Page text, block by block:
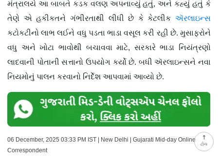
ટોચ
મંત્રાલયે આ બાબતે કડક વલણ અપનાવ્યું હતું, અને કહ્યું હતું કે
તેણે એ હકીકતને ગંભીરતાથી લીધી છે કે કેટલીક ઍરલાઇન્સ
કટોકટીનો લાભ લઈને વધુ પડતા ભાડા વસૂલ કરી રહી છે. મુસાફરોને
વધુ અને ખોટા ભાવોથી બચાવવા માટે, સરકારે ભાડા નિયંત્રણો
લાદવાની પોતાની સત્તાનો ઉપયોગ કર્યો છે. બધી ઍરલાઇન્સને નવા
નિયમોનું પાલન કરવાનો નિર્દેશ આપવામાં આવ્યો છે.
06 December, 2025 03:33 PM IST | New Delhi | Gujarati Mid-day Online
Correspondent